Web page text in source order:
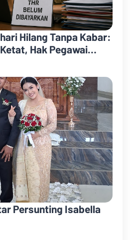
Hilang Tanpa Kabar:
Hak Pegawai
Persunting Isabella